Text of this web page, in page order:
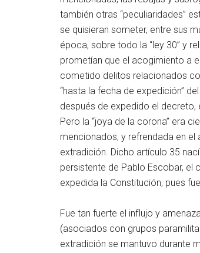
también otras “peculiaridades”
se quisieran someter, entre sus
época, sobre todo la “ley 30” y
prometían que el acogimiento a
cometido delitos relacionados
“hasta la fecha de expedición”
después de expedido el
Pero la “joya de la corona” era
mencionados, y refrendada en
extradición. Dicho artículo 35
persistente de Pablo Escobar, el
expedida la Constitución, pues
Fue tan fuerte el influjo y
(asociados con grupos
extradición se mantuvo durante